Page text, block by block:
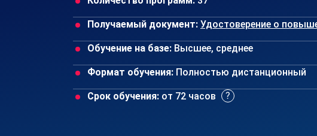
Получаемый документ: Удостоверение о
Обучение на базе: Высшее, среднее
Формат обучения: Полностью дистанционный
Срок обучения: от 72 часов